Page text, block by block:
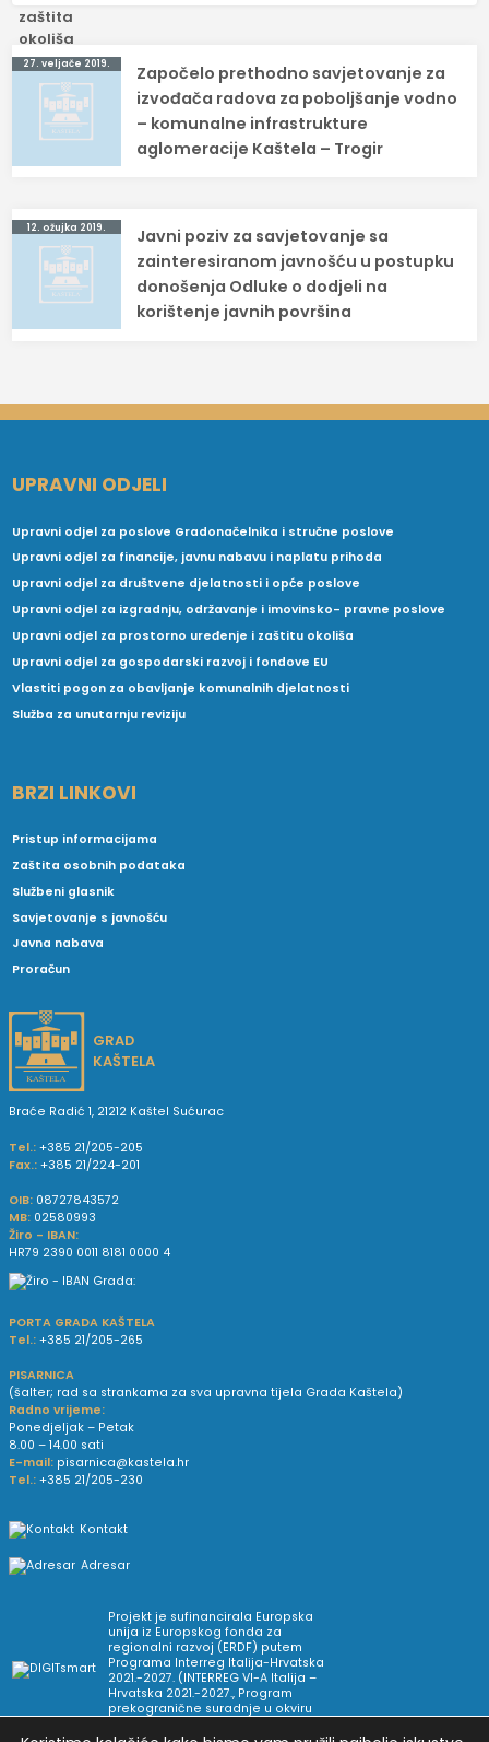
Navigacija
objava
27. veljače 2019.
Započelo prethodno savjetovanje za
izvođača radova za poboljšanje vodno
– komunalne infrastrukture
aglomeracije Kaštela – Trogir
12. ožujka 2019.
Javni poziv za savjetovanje sa
zainteresiranom javnošću u postupku
donošenja Odluke o dodjeli na
korištenje javnih površina
UPRAVNI ODJELI
Upravni odjel za poslove Gradonačelnika i stručne poslove
Upravni odjel za financije, javnu nabavu i naplatu prihoda
Upravni odjel za društvene djelatnosti i opće poslove
Upravni odjel za izgradnju, održavanje i imovinsko- pravne poslove
Upravni odjel za prostorno uređenje i zaštitu okoliša
Upravni odjel za gospodarski razvoj i fondove EU
Vlastiti pogon za obavljanje komunalnih djelatnosti
Služba za unutarnju reviziju
BRZI LINKOVI
Pristup informacijama
Zaštita osobnih podataka
Službeni glasnik
Savjetovanje s javnošću
Javna nabava
Proračun
GRAD
KAŠTELA
Braće Radić 1, 21212 Kaštel Sućurac
Tel.: +385 21/205-205
Fax.: +385 21/224-201
OIB: 08727843572
MB: 02580993
Žiro - IBAN:
HR79 2390 0011 8181 0000 4
PORTA GRADA KAŠTELA
Tel.: +385 21/205-265
PISARNICA
(šalter; rad sa strankama za sva upravna tijela Grada Kaštela)
Radno vrijeme:
Ponedjeljak – Petak
8.00 – 14.00 sati
E-mail: pisarnica@kastela.hr
Tel.: +385 21/205-230
Kontakt
Adresar
Projekt je sufinancirala Europska
unija iz Europskog fonda za
regionalni razvoj (ERDF) putem
Programa Interreg Italija-Hrvatska
2021.-2027. (INTERREG VI-A Italija –
Hrvatska 2021.-2027., Program
prekogranične suradnje u okviru